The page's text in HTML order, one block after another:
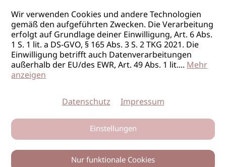
Wir verwenden Cookies und andere Technologien
gemäß den aufgeführten Zwecken. Die Verarbeitung
erfolgt auf Grundlage deiner Einwilligung, Art. 6 Abs.
1 S. 1 lit. a DS-GVO, § 165 Abs. 3 S. 2 TKG 2021. Die
Einwilligung betrifft auch Datenverarbeitungen
außerhalb der EU/des EWR, Art. 49 Abs. 1 lit....Mehr
anzeigen
Datenschutz Impressum
Einstellungen
Nur funktionale Cookies